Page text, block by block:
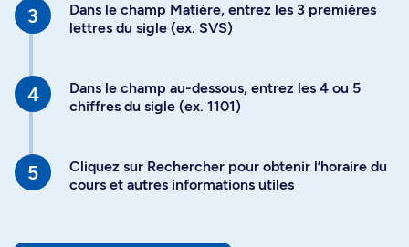
Dans le champ Matière, entrez les 3 premières
lettres du sigle (ex. SVS)
Dans le champ au-dessous, entrez les 4 ou 5
chiffres du sigle (ex. 1101)
Cliquez sur Rechercher pour obtenir l’horaire du
cours et autres informations utiles